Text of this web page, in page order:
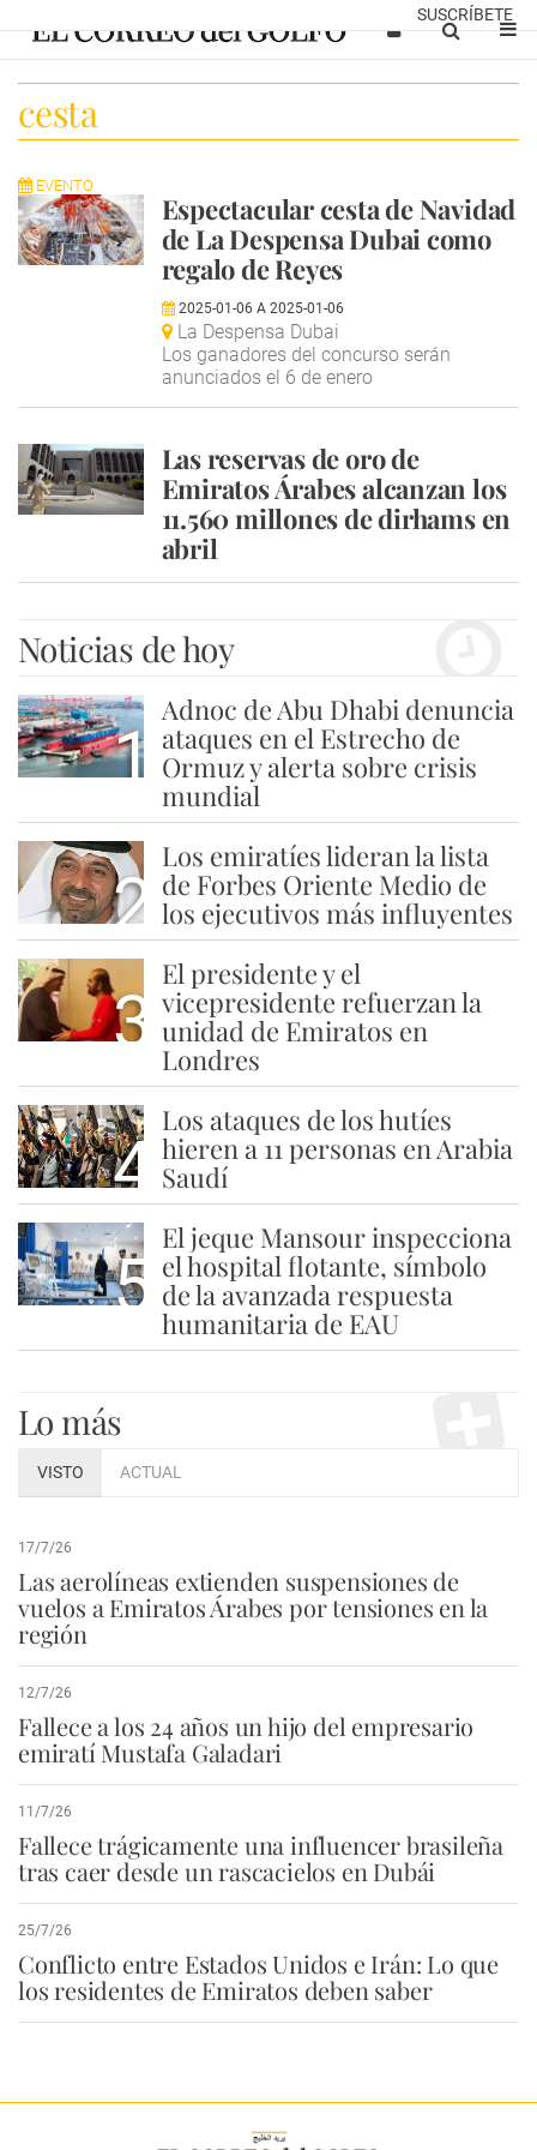
SUSCRÍBETE
cesta
EVENTO
Espectacular cesta de Navidad
de La Despensa Dubai como
regalo de Reyes
2025-01-06 A 2025-01-06
La Despensa Dubai
Los ganadores del concurso serán
anunciados el 6 de enero
Las reservas de oro de
Emiratos Árabes alcanzan los
11.560 millones de dirhams en
abril
Noticias de hoy
1
Adnoc de Abu Dhabi denuncia
ataques en el Estrecho de
Ormuz y alerta sobre crisis
mundial
2
Los emiratíes lideran la lista
de Forbes Oriente Medio de
los ejecutivos más influyentes
3
El presidente y el
vicepresidente refuerzan la
unidad de Emiratos en
Londres
4
Los ataques de los hutíes
hieren a 11 personas en Arabia
Saudí
5
El jeque Mansour inspecciona
el hospital flotante, símbolo
de la avanzada respuesta
humanitaria de EAU
Lo más
VISTO ACTUAL
17/7/26
Las aerolíneas extienden suspensiones de
vuelos a Emiratos Árabes por tensiones en la
región
12/7/26
Fallece a los 24 años un hijo del empresario
emiratí Mustafa Galadari
11/7/26
Fallece trágicamente una influencer brasileña
tras caer desde un rascacielos en Dubái
25/7/26
Conflicto entre Estados Unidos e Irán: Lo que
los residentes de Emiratos deben saber